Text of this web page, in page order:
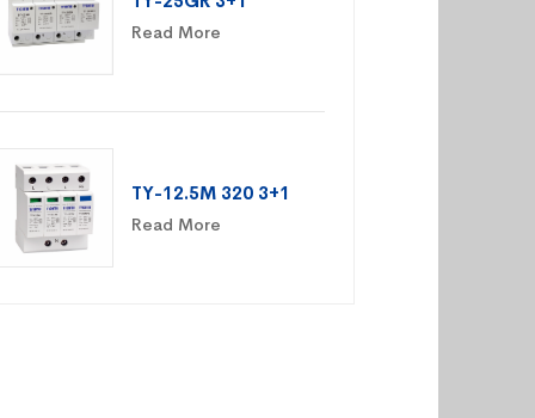
Read More
TY-12.5M 320 3+1
Read More